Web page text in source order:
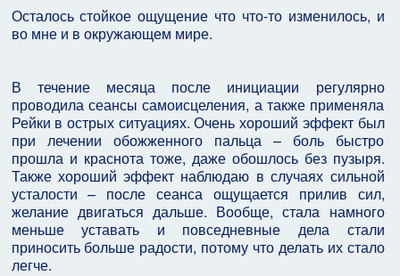
Осталось стойкое ощущение что что-то изменилось, и
во мне и в окружающем мире.
В течение месяца после инициации регулярно
проводила сеансы самоисцеления, а также применяла
Рейки в острых ситуациях. Очень хороший эффект был
при лечении обожженного пальца – боль быстро
прошла и краснота тоже, даже обошлось без пузыря.
Также хороший эффект наблюдаю в случаях сильной
усталости – после сеанса ощущается прилив сил,
желание двигаться дальше. Вообще, стала намного
меньше уставать и повседневные дела стали
приносить больше радости, потому что делать их стало
легче.